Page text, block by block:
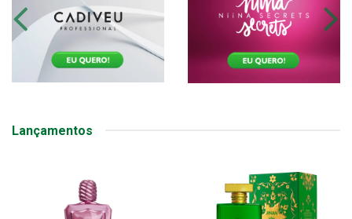
Lançamentos